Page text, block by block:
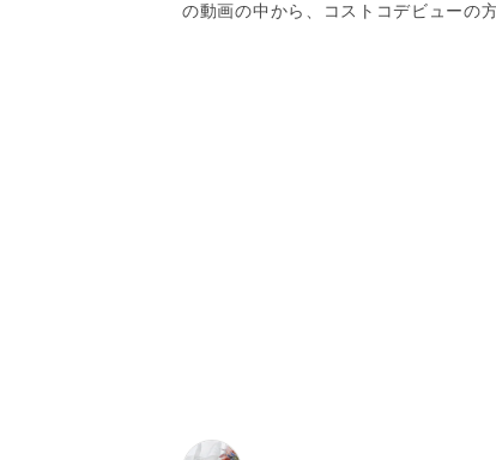
の動画の中から、コストコデビューの